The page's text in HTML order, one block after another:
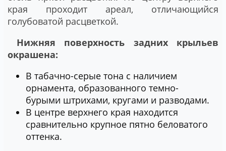
края проходит ареал, отличающийся
голубоватой расцветкой.
Нижняя поверхность задних крыльев
окрашена:
В табачно-серые тона с наличием
орнамента, образованного темно-
бурыми штрихами, кругами и разводами.
В центре верхнего края находится
сравнительно крупное пятно беловатого
оттенка.